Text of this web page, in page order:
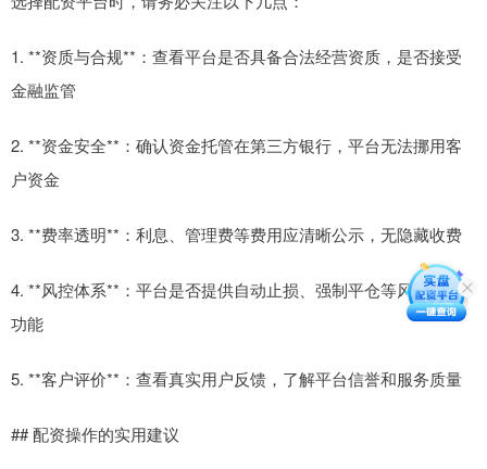
1. **资质与合规**：查看平台是否具备合法经营资质，是否接受
金融监管
2. **资金安全**：确认资金托管在第三方银行，平台无法挪用客
户资金
3. **费率透明**：利息、管理费等费用应清晰公示，无隐藏收费
4. **风控体系**：平台是否提供自动止损、强制平仓等风险控制
功能
5. **客户评价**：查看真实用户反馈，了解平台信誉和服务质量
## 配资操作的实用建议